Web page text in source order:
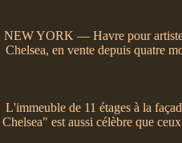
NEW YORK — Havre pour
Chelsea, en vente depuis quatre
L'immeuble de 11 étages à la
Chelsea" est aussi célèbre que